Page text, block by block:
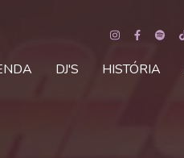
DJ'S HISTÓRIA